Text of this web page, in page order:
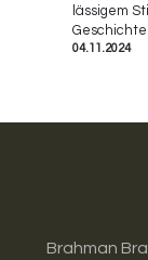
lässigem
Geschichte
04.11.2024
Brahman